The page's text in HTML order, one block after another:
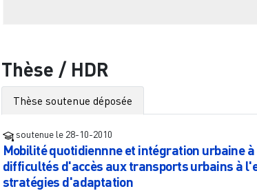
Thèse / HDR
Thèse soutenue déposée
soutenue le 28-10-2010
Mobilité quotidiennne et intégration urbaine
difficultés d'accès aux transports urbains à
stratégies d'adaptation